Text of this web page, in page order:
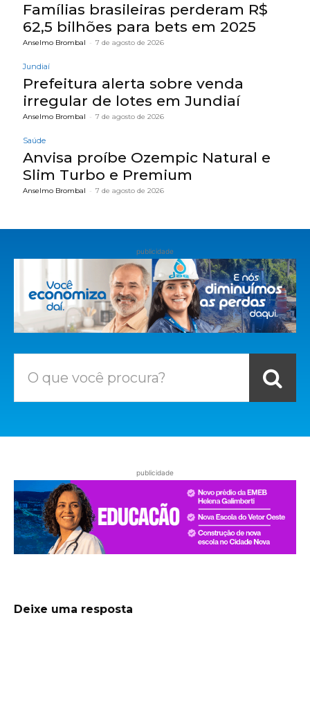
Famílias brasileiras perderam R$
62,5 bilhões para bets em 2025
Anselmo Brombal - 7 de agosto de 2026
Jundiaí
Prefeitura alerta sobre venda
irregular de lotes em Jundiaí
Anselmo Brombal - 7 de agosto de 2026
Saúde
Anvisa proíbe Ozempic Natural e
Slim Turbo e Premium
Anselmo Brombal - 7 de agosto de 2026
publicidade
O que você procura?
publicidade
Deixe uma resposta